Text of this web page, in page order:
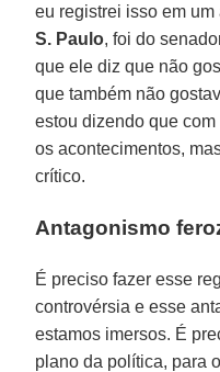
eu registrei isso em
S. Paulo, foi do
que ele diz que não
que também não
estou dizendo que
os acontecimentos,
crítico.
Antagonismo
É preciso fazer esse
controvérsia e esse
estamos imersos. É
plano da política, para